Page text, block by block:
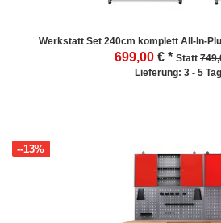
Werkstatt Set 240cm komplett All-In-
699,00 € * Statt
Lieferung: 3 - 5
--13%